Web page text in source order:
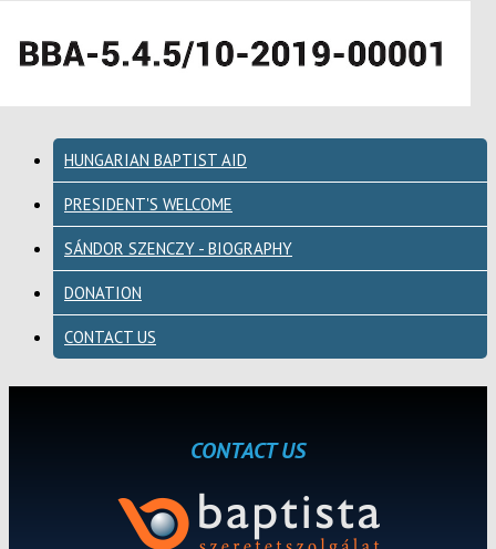
HUNGARIAN BAPTIST AID
PRESIDENT'S WELCOME
SÁNDOR SZENCZY - BIOGRAPHY
DONATION
CONTACT US
CONTACT US